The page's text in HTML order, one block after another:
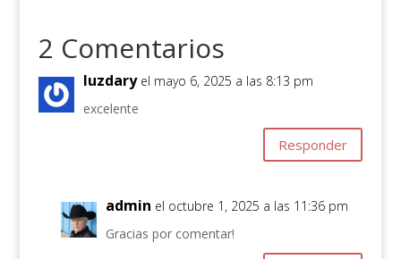
2 Comentarios
luzdary el mayo 6, 2025 a las 8:13 pm
excelente
Responder
admin el octubre 1, 2025 a las 11:36 pm
Gracias por comentar!